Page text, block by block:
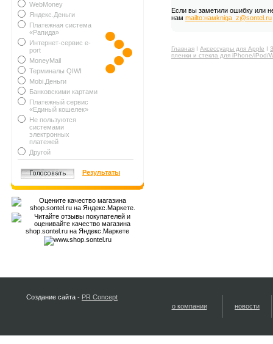
WebMoney
Яндекс.Деньги
Платежная система
«Рапида»
Интернет-сервис e-
port
MoneyMail
Терминалы QIWI
Mobi.Деньги
Банковскими картами
Платежный сервис
«Единый кошелек»
Не пользуются
системами
электронных
платежей
Другой
Результаты
Если вы заметили ошибку или
нам mailto:намkniga_z@sontel.ru
Главная Ι Аксессуары для Apple Ι
пленки и стекла для iPhone/iPod/
Создание сайта - PR Concept
о компании
новости